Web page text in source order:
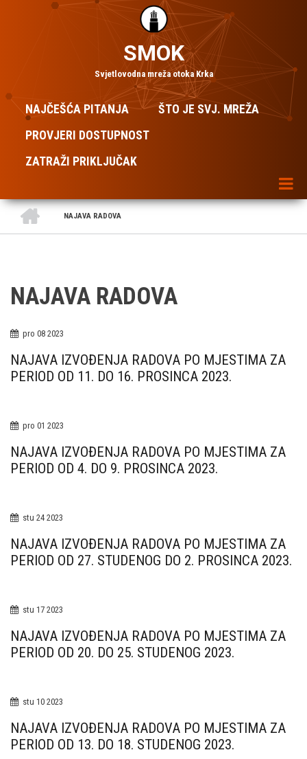
SMOK
Svjetlovodna mreža otoka Krka
MAIN
NAVIGATION
NAJČEŠĆA PITANJA
ŠTO JE SVJ. MREŽA
PROVJERI DOSTUPNOST
ZATRAŽI PRIKLJUČAK
BREADCRUMB
POČETNA
NAJAVA RADOVA
NAJAVA RADOVA
pro 08 2023
NAJAVA IZVOĐENJA RADOVA PO MJESTIMA ZA
PERIOD OD 11. DO 16. PROSINCA 2023.
pro 01 2023
NAJAVA IZVOĐENJA RADOVA PO MJESTIMA ZA
PERIOD OD 4. DO 9. PROSINCA 2023.
stu 24 2023
NAJAVA IZVOĐENJA RADOVA PO MJESTIMA ZA
PERIOD OD 27. STUDENOG DO 2. PROSINCA 2023.
stu 17 2023
NAJAVA IZVOĐENJA RADOVA PO MJESTIMA ZA
PERIOD OD 20. DO 25. STUDENOG 2023.
stu 10 2023
NAJAVA IZVOĐENJA RADOVA PO MJESTIMA ZA
PERIOD OD 13. DO 18. STUDENOG 2023.